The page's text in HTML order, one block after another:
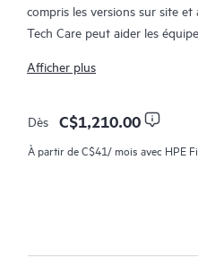
compris les versions sur site et
Tech Care peut aider les
chercher proactivement de
Le service HPE Tech Care
spécialistes produit et fournit
qui aideront les Clients à
méthodes de travail plus
Afficher plus
Dès C$1,210.00
À partir deC$41/ mois avec HPE